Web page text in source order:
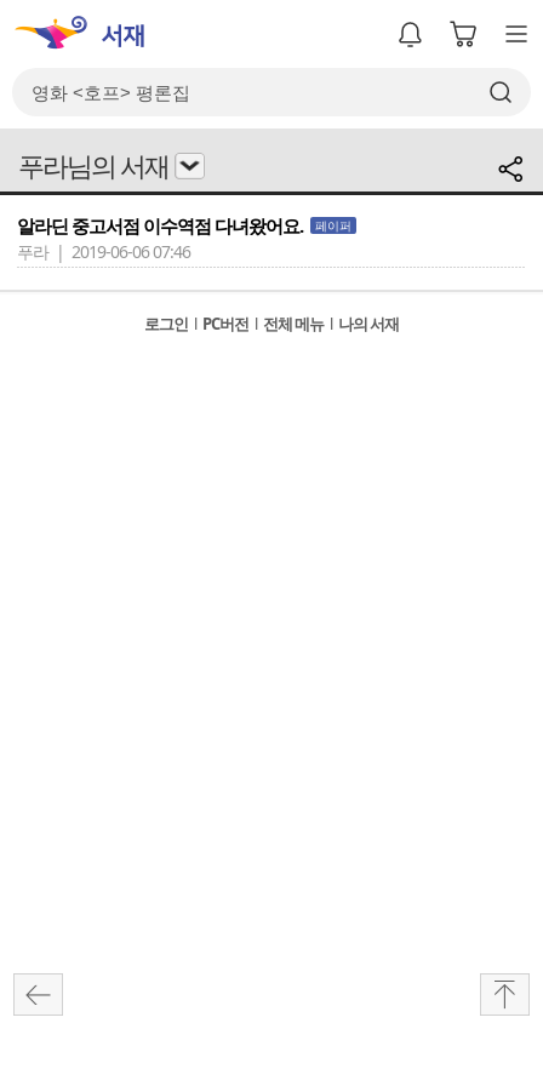
푸라님의 서재
알라딘 중고서점 이수역점 다녀왔어요. 페이퍼
푸라 | 2019-06-06 07:46
로그인 l PC버전 l 전체 메뉴 l 나의 서재